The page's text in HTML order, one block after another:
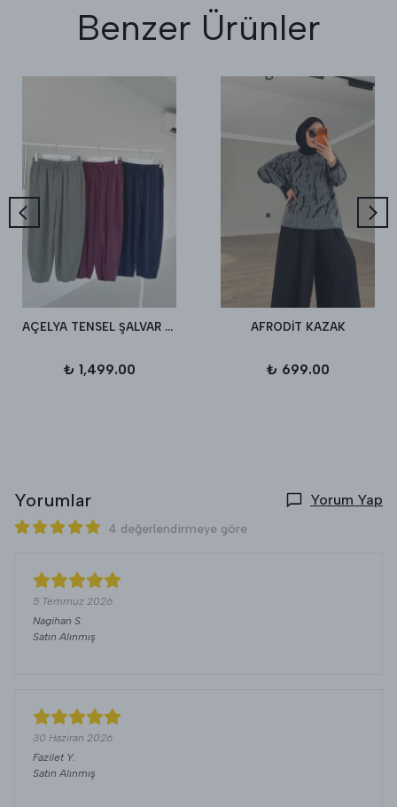
Benzer Ürünler
AÇELYA TENSEL ŞALVAR PANTALON
₺ 1,499.00
AFRODİT KAZAK
₺ 699.00
Yorumlar Yorum Yap
4 değerlendirmeye göre
5 Temmuz 2026
Nagihan S.
Satın Alınmış
30 Haziran 2026
Fazilet Y.
Satın Alınmış